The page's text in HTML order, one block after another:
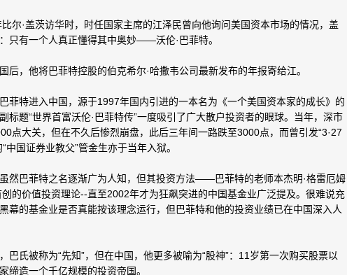
·盖茨访华时，时任国家主席的江泽民曾向他询问美国资本市场的情况，盖
只有一个人真正懂得其中奥妙——沃伦·巴菲特。
，他将巴菲特控股的伯克希尔·哈撒韦公司最新发布的年报寄给江。
特进入中国，源于1997年国内引进的一本名为《一个美国资本家的成长》的
标题“世界首富沃伦·巴菲特传”一度吸引了广大散户投资者的眼球。当年，深市
点大关，但在不久后惨烈崩盘，此后三年间一路跌至3000点，而曾引发“3·27
“中国证券业教父”管金生亦于当年入狱。
巴菲特之名逐渐广为人知，但其投资方法——巴菲特的老师本杰明·格雷厄姆
的价值投资理论--直至2002年才为狂飙突进的中国基金业广泛提及。很难说充
幕的基金业是否真能按该理念运行，但巴菲特和他的投资业绩已在中国深入人
氏被称为“先知”，但在中国，他更多被喻为“股神”：11岁第一次购买股票以
缔造一个千亿规模的投资帝国。